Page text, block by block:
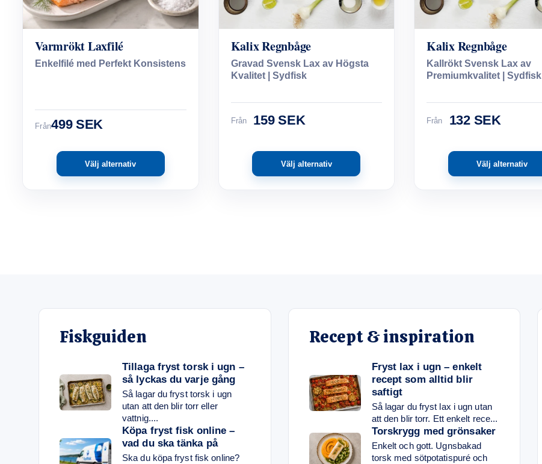
Varmrökt Laxfilé
Enkelfilé med Perfekt Konsistens
Från499 SEK
Välj alternativ
Kalix Regnbåge
Gravad Svensk Lax av Högsta
Kvalitet | Sydfisk
Från 159 SEK
Välj alternativ
Kalix Regnbåge
Kallrökt Svensk Lax av
Premiumkvalitet | Sydfisk
Från 132 SEK
Välj alternativ
Fiskguiden
Tillaga fryst torsk i ugn –
så lyckas du varje gång
Så lagar du fryst torsk i ugn
utan att den blir torr eller
vattnig....
Köpa fryst fisk online –
vad du ska tänka på
Ska du köpa fryst fisk online?
Recept & inspiration
Fryst lax i ugn – enkelt
recept som alltid blir
saftigt
Så lagar du fryst lax i ugn utan
att den blir torr. Ett enkelt rece...
Torskrygg med grönsaker
Enkelt och gott. Ugnsbakad
torsk med sötpotatispuré och